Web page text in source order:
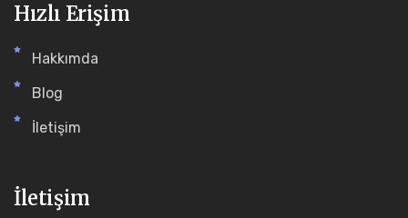
Hızlı Erişim
Hakkımda
Blog
İletişim
İletişim